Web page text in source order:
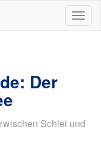
ein-/
Der
Schlei und